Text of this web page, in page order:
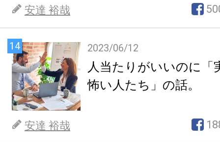
安達 裕哉
14 2023/06/12
人当たりがいいのに「
怖い人たち」の話。
安達 裕哉